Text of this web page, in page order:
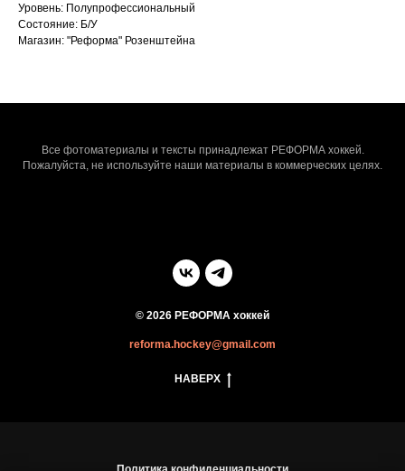
Уровень: Полупрофессиональный
Состояние: Б/У
Магазин: "Реформа" Розенштейна
Все фотоматериалы и тексты принадлежат РЕФОРМА хоккей.
Пожалуйста, не используйте наши материалы в коммерческих целях.
© 2026 РЕФОРМА хоккей
reforma.hockey@gmail.com
НАВЕРХ